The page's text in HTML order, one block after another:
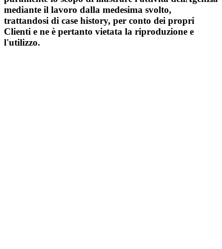
mediante il lavoro dalla medesima svolto,
trattandosi di case history, per conto dei propri
Clienti e ne è pertanto vietata la riproduzione e
l'utilizzo.